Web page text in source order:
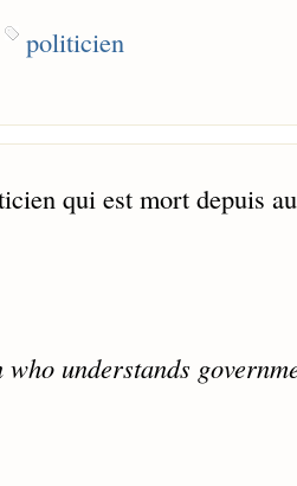
politicien
qui est mort depuis
understands